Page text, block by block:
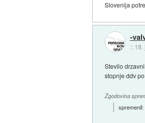
Slovenija
-
:: 18.
Stevilo
stopnje ddv
Zgodovina
spremenil: